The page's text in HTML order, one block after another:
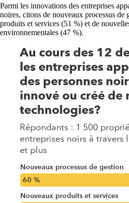
Parmi les innovations des entreprises
noires, citons de nouveaux processus
produits et services (51 %) et de
environnementales (47 %).